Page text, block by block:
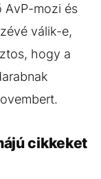
AvP-mozi és
válik-e,
hogy a
cikkeket